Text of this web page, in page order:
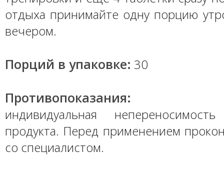
отдыха принимайте одну порцию
вечером.
Порций в упаковке: 30
Противопоказания:
индивидуальная
продукта. Перед применением
со специалистом.